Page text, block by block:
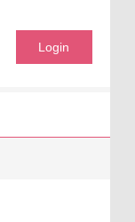
Login